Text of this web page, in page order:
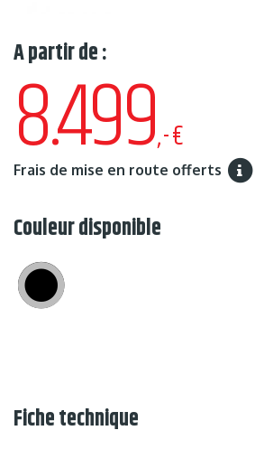
A partir de :
8.499,-€
Frais de mise en route offerts
Couleur disponible
Fiche technique